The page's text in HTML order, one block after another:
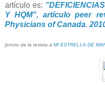
artículo es:
Y HQM", artículo peer
Physicians of Canada.
[envío de la revista a MI ESTRELLA DE